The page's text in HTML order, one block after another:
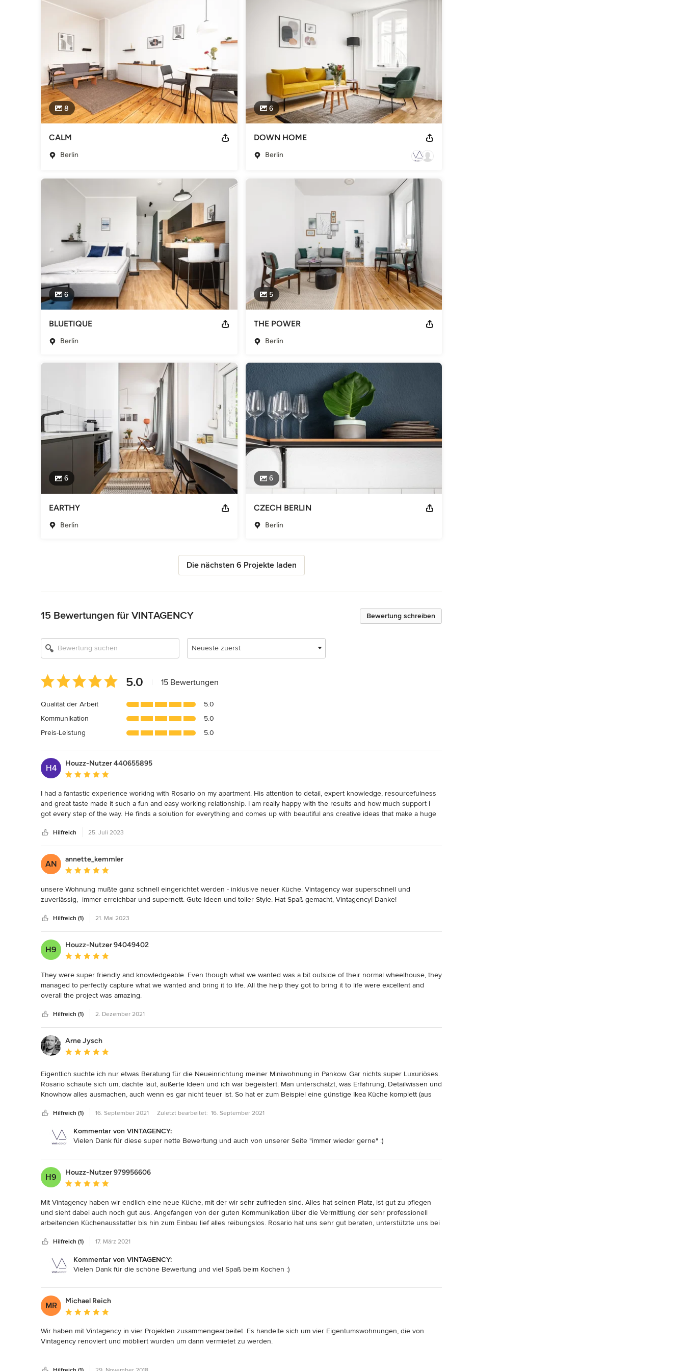
mit Architekten, diversen Umbau-Profis, vielzähligen Design- und Kunst-Galerien sowie einem international tätigen
Kunstconsultant.
Ob Sie in zeitlose Möbelstücke und Kunstwerke investieren, eine einzigartige Arbeitsatmosphäre oder ein unkonventionelles
Zuhause kreieren wollen: Sie können in jedem Schritt am kreativen Prozess mitwirken – oder Sie lehnen sich zurück und
überlassen uns die Führung. VINTAGENCY übernimmt für Sie alle administrativen Aufgaben, kommuniziert und verhandelt mit
Händlern und Vertragspartnern. Natürlich auf Deutsch und auf Englisch.
Lassen Sie uns gemeinsam Unverwechselbares erschaffen.
Impressum
USt-IdNr.: DE 278579860 http://vintagency.com/impressum/
Kategorie
Interior Designer & Raumausstatter
8
CALM
Berlin
6
DOWN HOME
Berlin
6
BLUETIQUE
Berlin
5
THE POWER
Berlin
6
EARTHY
Berlin
6
CZECH BERLIN
Berlin
Die nächsten 6 Projekte laden
Bewertung schreiben
15 Bewertungen für VINTAGENCY
Neueste zuerst
Durchschnittliche
Bewertung:
von
5
Sternen
5.0 15 Bewertungen
Qualität der Arbeit
5.0
Kommunikation
5.0
Preis-Leistung
5.0
H4
Houzz-Nutzer 440655895
Durchschnittliche Bewertung: 5 von 5 Sternen
I had a fantastic experience working with Rosario on my apartment. His attention to detail, expert knowledge, resourcefulness
and great taste made it such a fun and easy working relationship. I am really happy with the results and how much support I
got every step of the way. He finds a solution for everything and comes up with beautiful ans creative ideas that make a huge
Hilfreich 25. Juli 2023
AN
annette_kemmler
Durchschnittliche Bewertung: 5 von 5 Sternen
unsere Wohnung mußte ganz schnell eingerichtet werden - inklusive neuer Küche. Vintagency war superschnell und
zuverlässig,  immer erreichbar und supernett. Gute Ideen und toller Style. Hat Spaß gemacht, Vintagency! Danke!
Hilfreich (1) 21. Mai 2023
H9
Houzz-Nutzer 94049402
Durchschnittliche Bewertung: 5 von 5 Sternen
They were super friendly and knowledgeable. Even though what we wanted was a bit outside of their normal wheelhouse, they
managed to perfectly capture what we wanted and bring it to life. All the help they got to bring it to life were excellent and
overall the project was amazing.
Hilfreich (1) 2. Dezember 2021
Arne Jysch
Durchschnittliche Bewertung: 5 von 5 Sternen
Eigentlich suchte ich nur etwas Beratung für die Neueinrichtung meiner Miniwohnung in Pankow. Gar nichts super Luxuriöses.
Rosario schaute sich um, dachte laut, äußerte Ideen und ich war begeistert. Man unterschätzt, was Erfahrung, Detailwissen und
Knowhow alles ausmachen, auch wenn es gar nicht teuer ist. So hat er zum Beispiel eine günstige Ikea Küche komplett (aus
richtigen Möbelanbieter, Materialien, Farbscalen, Linienführung und ein paar andere verblüffende Hinweise (die ich hier nicht
Hilfreich (1) 16. September 2021 Zuletzt bearbeitet: 16. September 2021
Kommentar von VINTAGENCY:
Vielen Dank für diese super nette Bewertung und auch von unserer Seite "immer wieder gerne" :)
H9
Houzz-Nutzer 979956606
Durchschnittliche Bewertung: 5 von 5 Sternen
Mit Vintagency haben wir endlich eine neue Küche, mit der wir sehr zufrieden sind. Alles hat seinen Platz, ist gut zu pflegen
und sieht dabei auch noch gut aus. Angefangen von der guten Kommunikation über die Vermittlung der sehr professionell
arbeitenden Küchenausstatter bis hin zum Einbau lief alles reibungslos. Rosario hat uns sehr gut beraten, unterstützte uns bei
werden wir auf jeden Fall wieder mit Vintagency zusammenarbeiten. Klare Empfehlung.
Hilfreich (1) 17. März 2021
Kommentar von VINTAGENCY:
Vielen Dank für die schöne Bewertung und viel Spaß beim Kochen :)
MR
Michael Reich
Durchschnittliche Bewertung: 5 von 5 Sternen
Wir haben mit Vintagency in vier Projekten zusammengearbeitet. Es handelte sich um vier Eigentumswohnungen, die von
Vintagency renoviert und möbliert wurden um dann vermietet zu werden.